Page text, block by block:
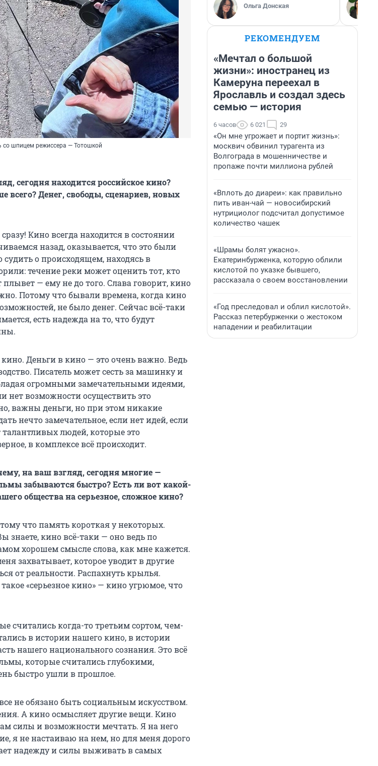
со шпицем режиссера — Тотошкой
сегодня находится российское кино?
всего? Денег, свободы, сценариев, новых
Кино всегда находится в состоянии
назад, оказывается, что это были
о происходящем, находясь в
течение реки может оценить тот, кто
плывет — ему не до того. Слава говорит, кино
Потому что бывали времена, когда кино
не было денег. Сейчас всё-таки
есть надежда на то, что будут
кино. Деньги в кино — это очень важно. Ведь
Писатель может сесть за машинку и
огромными замечательными идеями,
нет возможности осуществить это
важны деньги, но при этом никакие
нечто замечательное, если нет идей, если
талантливых людей, которые это
в комплексе всё происходит.
на ваш взгляд, сегодня многие —
забываются быстро? Есть ли вот какой-
общества на серьезное, сложное кино?
что память короткая у некоторых.
знаете, кино всё-таки — оно ведь по
хорошем смысле слова, как мне кажется.
захватывает, которое уводит в другие
от реальности. Распахнуть крылья.
«серьезное кино» — кино угрюмое, что
считались когда-то третьим сортом, чем-
в истории нашего кино, в истории
нашего национального сознания. Это всё
которые считались глубокими,
быстро ушли в прошлое.
не обязано быть социальным искусством.
А кино осмысляет другие вещи. Кино
силы и возможности мечтать. Я на него
я не настаиваю на нем, но для меня дорого
надежду и силы выживать в самых
Ольга Донская
РЕКОМЕНДУЕМ
«Мечтал о большой
жизни»: иностранец из
Камеруна переехал в
Ярославль и создал здесь
семью — история
6 часов 6 021 29
«Он мне угрожает и портит жизнь»:
москвич обвинил турагента из
Волгограда в мошенничестве и
пропаже почти миллиона рублей
«Вплоть до диареи»: как правильно
пить иван-чай — новосибирский
нутрициолог подсчитал допустимое
количество чашек
«Шрамы болят ужасно».
Екатеринбурженка, которую облили
кислотой по указке бывшего,
рассказала о своем восстановлении
«Год преследовал и облил кислотой».
Рассказ петербурженки о жестоком
нападении и реабилитации